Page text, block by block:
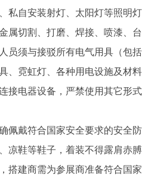
私自安装射灯、太阳灯等照
属切割、打磨、焊接、喷漆、
员须与接驳所有电气用具（
、霓虹灯、各种用电设施及材
接电器设备，严禁使用其它形
佩戴符合国家安全要求的安
凉鞋等鞋子，着装不得露肩赤
搭建商需为参展商准备符合国